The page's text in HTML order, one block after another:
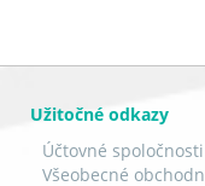
Užitočné odkazy
Účtovné spoločnosti
Všeobecné